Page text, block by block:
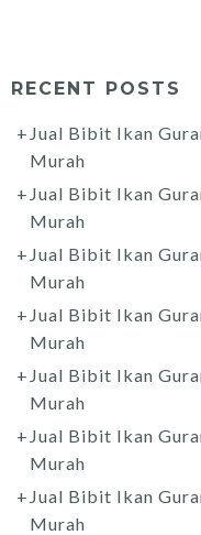
RECENT POSTS
Jual Bibit Ikan
Murah
Jual Bibit Ikan
Murah
Jual Bibit Ikan
Murah
Jual Bibit Ikan
Murah
Jual Bibit Ikan
Murah
Jual Bibit Ikan
Murah
Jual Bibit Ikan
Murah